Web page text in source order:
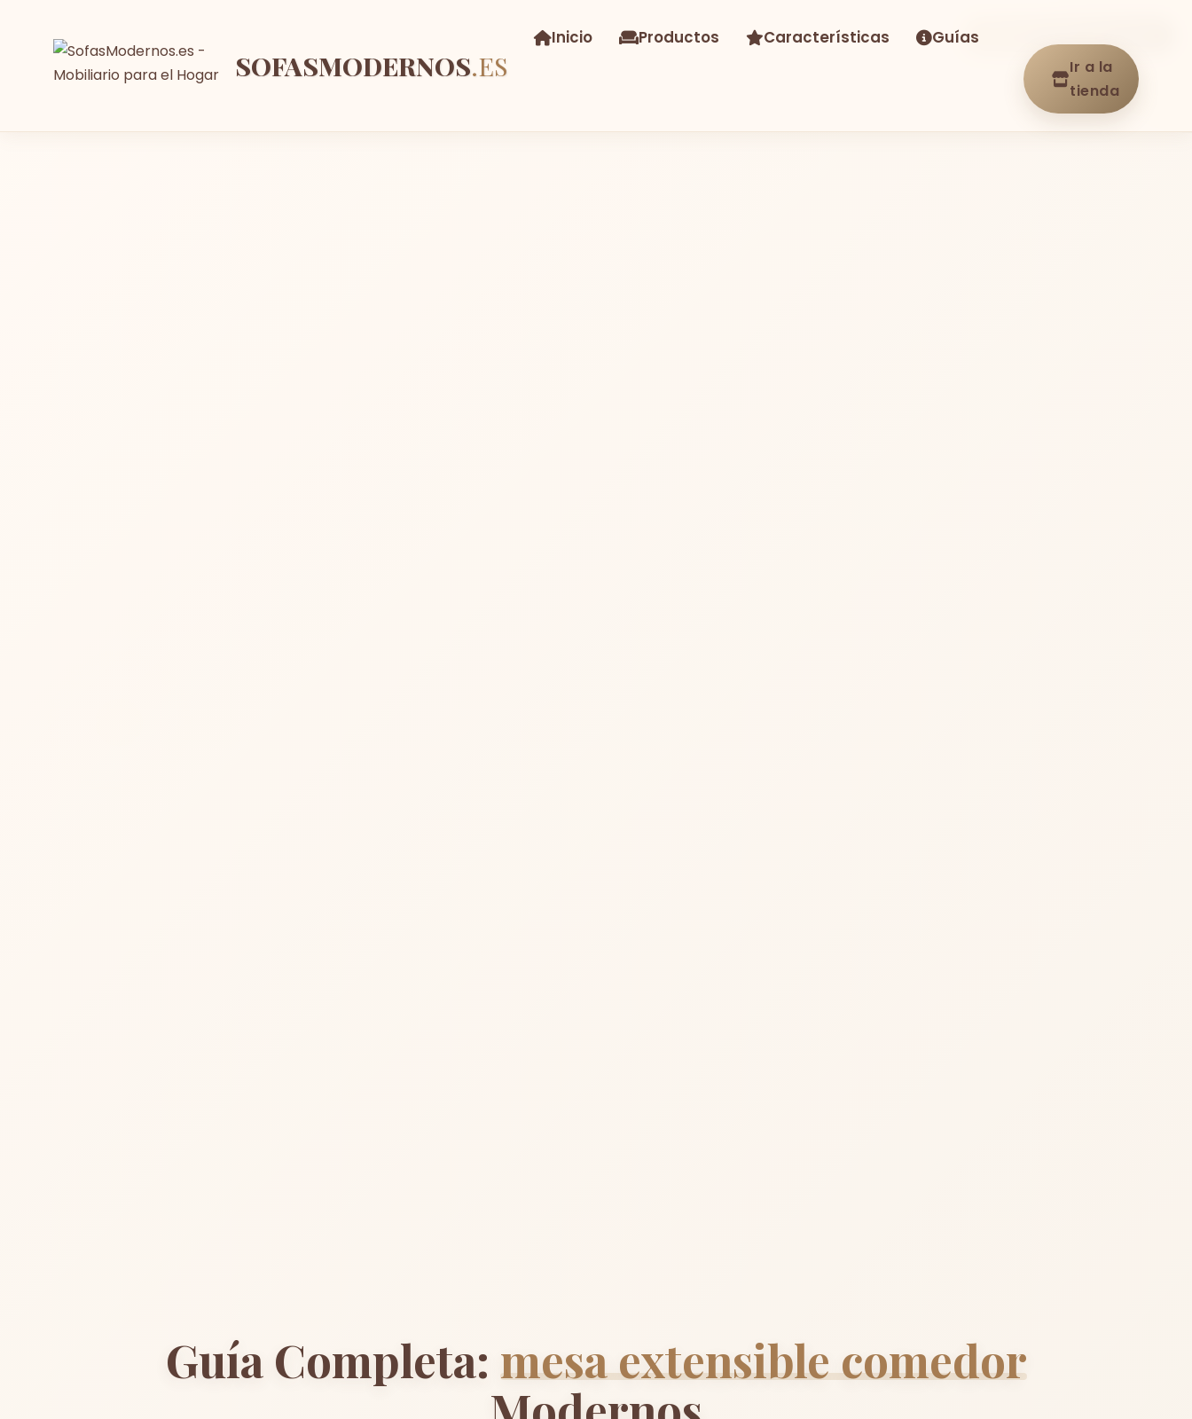
SOFASMODERNOS.ES
Inicio Productos Características Guías
Ir a la
tienda
Guía Completa: mesa extensible comedor